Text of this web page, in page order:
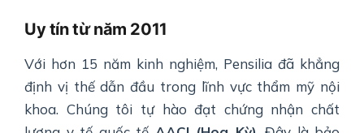
Uy tín từ năm 2011
Với hơn 15 năm kinh nghiệm, Pensilia đã khẳng
định vị thế dẫn đầu trong lĩnh vực thẩm mỹ nội
khoa. Chúng tôi tự hào đạt chứng nhận chất